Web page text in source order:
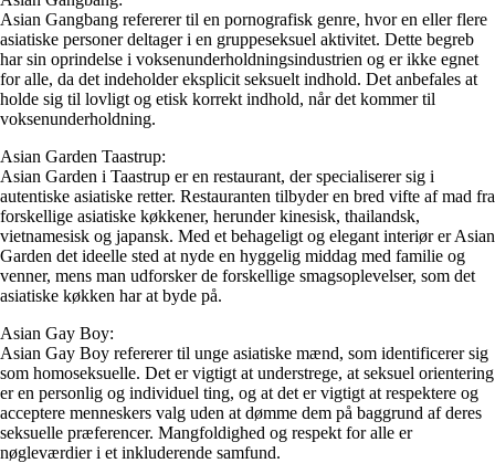
Asian Gangbang refererer til en pornografisk genre, hvor en eller flere
asiatiske personer deltager i en gruppeseksuel aktivitet. Dette begreb
har sin oprindelse i voksenunderholdningsindustrien og er ikke egnet
for alle, da det indeholder eksplicit seksuelt indhold. Det anbefales at
holde sig til lovligt og etisk korrekt indhold, når det kommer til
voksenunderholdning.
Asian Garden Taastrup:
Asian Garden i Taastrup er en restaurant, der specialiserer sig i
autentiske asiatiske retter. Restauranten tilbyder en bred vifte af mad fra
forskellige asiatiske køkkener, herunder kinesisk, thailandsk,
vietnamesisk og japansk. Med et behageligt og elegant interiør er Asian
Garden det ideelle sted at nyde en hyggelig middag med familie og
venner, mens man udforsker de forskellige smagsoplevelser, som det
asiatiske køkken har at byde på.
Asian Gay Boy:
Asian Gay Boy refererer til unge asiatiske mænd, som identificerer sig
som homoseksuelle. Det er vigtigt at understrege, at seksuel orientering
er en personlig og individuel ting, og at det er vigtigt at respektere og
acceptere menneskers valg uden at dømme dem på baggrund af deres
seksuelle præferencer. Mangfoldighed og respekt for alle er
nøgleværdier i et inkluderende samfund.